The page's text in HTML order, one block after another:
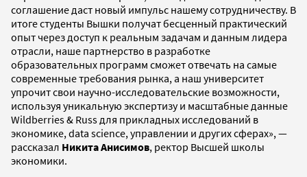
соглашение даст новый импульс нашему сотрудничеству. В
итоге студенты Вышки получат бесценный практический
опыт через доступ к реальным задачам и данным лидера
отрасли, наше партнерство в разработке
образовательных программ сможет отвечать на самые
современные требования рынка, а наш университет
упрочит свои научно-исследовательские возможности,
используя уникальную экспертизу и масштабные данные
Wildberries & Russ для прикладных исследований в
экономике, data science, управлении и других сферах», —
рассказал Никита Анисимов, ректор Высшей школы
экономики.